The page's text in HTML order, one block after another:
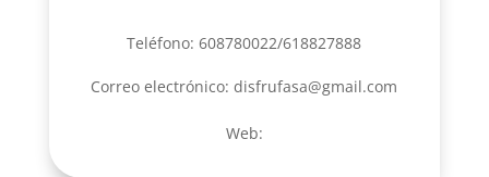
Teléfono: 608780022/618827888
Correo electrónico: disfrufasa@gmail.com
Web: